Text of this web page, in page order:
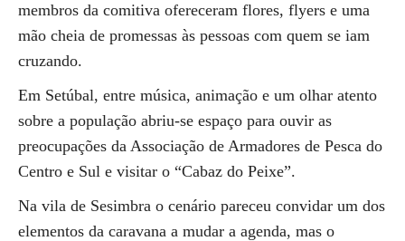
membros da comitiva ofereceram flores, flyers e uma
mão cheia de promessas às pessoas com quem se iam
cruzando.
Em Setúbal, entre música, animação e um olhar atento
sobre a população abriu-se espaço para ouvir as
preocupações da Associação de Armadores de Pesca do
Centro e Sul e visitar o “Cabaz do Peixe”.
Na vila de Sesimbra o cenário pareceu convidar um dos
elementos da caravana a mudar a agenda, mas o